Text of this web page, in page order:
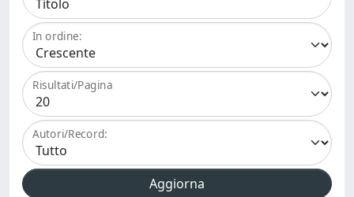
In ordine:
Risultati/Pagina
Autori/Record: